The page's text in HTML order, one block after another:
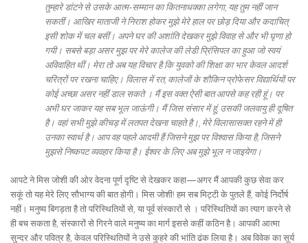
तुम्हारे डांटने से उसके आत्म-सम्मान का कितनाधक्का लगेगा, यह तुम नहीं जान
सकतीं। आखिर माताजी ने निराश होकर मुझे मेरे हाल पर छोड़ दिया और कदाचित्
इसी शोक में चल बसीं। अपने घर की अशांति देखकर मुझे विवाह से और भी घृणा हो
गयी। सबसे बड़ा असर मुझ पर मेरे कालेज की लेडी प्रिंसिपल का हुआ जो स्वयं
अविवाहित थीं। मेरा तो अब यह विचार है कि युवको की शिक्षा का भार केवल आदर्श
चरित्रों पर रखना चाहिए। विलास में रत, कालेजों के शौकिन प्रोफेसर विद्यार्थियों पर
कोई अच्छा असर नहीं डाल सकते । मैं इस वक्त ऐसी बात आपसे कह रही हूं। पर
अभी घर जाकर यह सब भूल जाऊंगी। मैं जिस संसार में हूं, उसकी जलवायु ही दूषित
है। वहां सभी मुझे कीचड़ में लतपत देखना चाहते है।, मेरे विलासासक्त रहने में ही
उनका स्वार्थ है। आप वह पहले आदमी हैं जिसने मुझ पर विश्वास किया है, जिसने
मुझसे निष्कपट व्यवहार किया है। ईश्वर के लिए अब मुझे भूल न जाइयेगा।
आपटे ने मिस जोशी की ओर वेदना पूर्ण दृष्टि से देखकर कहा—अगर मैं आपकी कुछ सेवा कर
सकूं तो यह मेरे लिए सौभाग्य की बात होगी। मिस जोशी! हम सब मिट्टी के पुतले हैं, कोई निर्दोर्ष
नहीं। मनुष्य बिगड़ता है तो परिस्थितियों से, या पूर्व संस्कारों से । परिस्थितियों का त्याग करने से
ही बच सकता है, संस्कारों से गिरने वाले मनुष्य का मार्ग इससे कहीं कठिन है। आपकी आत्मा
सुन्दर और पवित्र है, केवल परिस्थितियों ने उसे कुहरे की भांति ढंक लिया है। अब विवेक का सूर्य